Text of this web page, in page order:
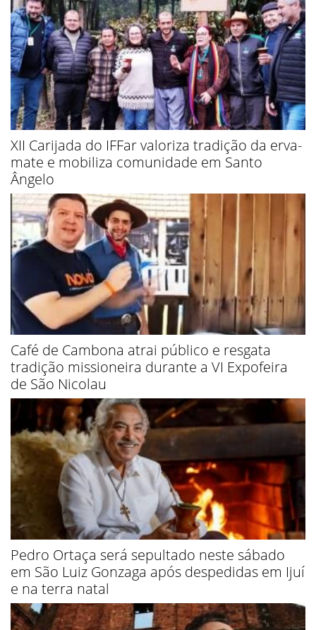
XII Carijada do IFFar valoriza tradição da erva-
mate e mobiliza comunidade em Santo
Ângelo
Café de Cambona atrai público e resgata
tradição missioneira durante a VI Expofeira
de São Nicolau
Pedro Ortaça será sepultado neste sábado
em São Luiz Gonzaga após despedidas em Ijuí
e na terra natal